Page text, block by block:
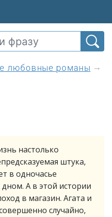
любовные романы
настолько
штука,
в одночасье
А в этой истории
в магазин. Агата и
случайно,